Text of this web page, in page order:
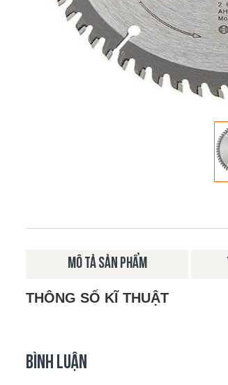
MÔ TẢ SẢN PHẨM
THÔNG SỐ KĨ THUẬT
BÌNH LUẬN